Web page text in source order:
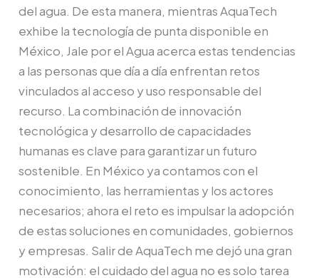
del agua. De esta manera, mientras AquaTech
exhibe la tecnología de punta disponible en
México, Jale por el Agua acerca estas tendencias
a las personas que día a día enfrentan retos
vinculados al acceso y uso responsable del
recurso. La combinación de innovación
tecnológica y desarrollo de capacidades
humanas es clave para garantizar un futuro
sostenible. En México ya contamos con el
conocimiento, las herramientas y los actores
necesarios; ahora el reto es impulsar la adopción
de estas soluciones en comunidades, gobiernos
y empresas. Salir de AquaTech me dejó una gran
motivación: el cuidado del agua no es solo tarea